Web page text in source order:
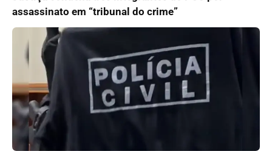
assassinato em “tribunal do crime”